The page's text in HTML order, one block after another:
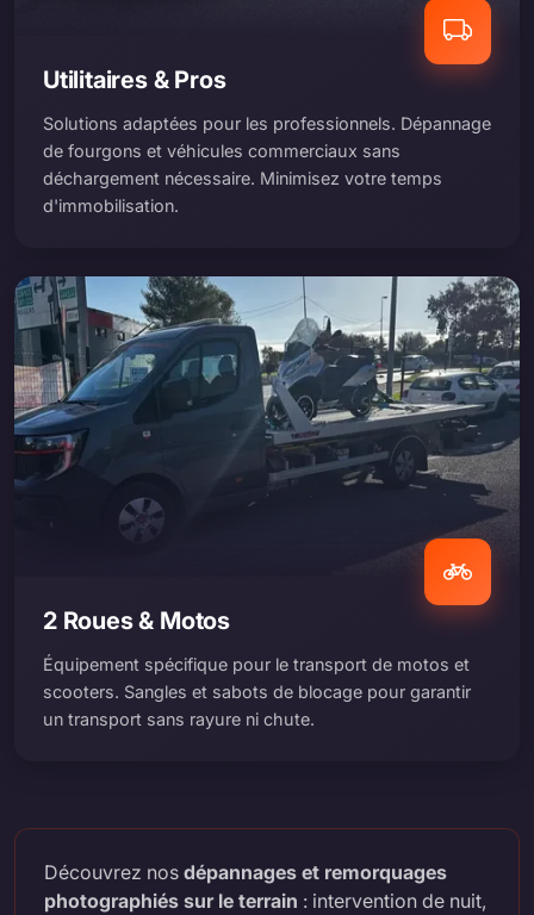
Utilitaires & Pros
Solutions adaptées pour les professionnels. Dépannage
de fourgons et véhicules commerciaux sans
déchargement nécessaire. Minimisez votre temps
d'immobilisation.
2 Roues & Motos
Équipement spécifique pour le transport de motos et
scooters. Sangles et sabots de blocage pour garantir
un transport sans rayure ni chute.
Découvrez nos dépannages et remorquages
photographiés sur le terrain : intervention de nuit,